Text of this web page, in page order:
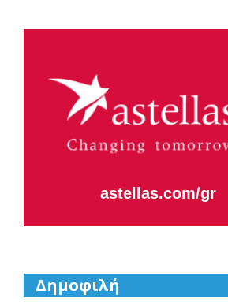
astellas.com/gr
Δημοφιλή